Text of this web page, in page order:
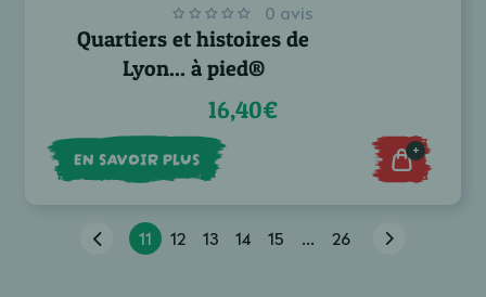
0 avis
Quartiers et histoires de
Lyon... à pied®
16,40€
EN SAVOIR PLUS +
11 12 13 14 15 ... 26